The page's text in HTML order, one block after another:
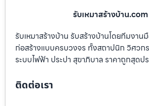
รับเหมาสร้างบ้าน.com
รับเหมาสร้างบ้าน รับสร้างบ้านโดยทีมงาน
ก่อสร้างแบบครบวงจร ทั้งสถาปนิก วิศวก
ระบบไฟฟ้า ประปา สุขาภิบาล ราคาถูกสุดป
ติดต่อเรา